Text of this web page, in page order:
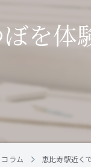
ネイル
リフレクソロジー
を体
コラム 恵比寿駅近く